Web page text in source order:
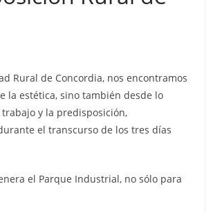
Rural de Concordia, nos encontramos
la estética, sino también desde lo
y la predisposición,
el transcurso de los tres días
el Parque Industrial, no sólo para